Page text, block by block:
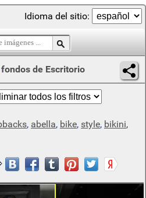
Idioma del sitio:
fondos de Escritorio
, abella, bike, style, bikini,